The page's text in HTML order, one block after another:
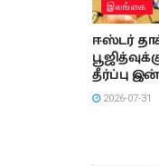
இலங்கை
ஈஸ்டர்
தீர்ப்பு
2026-07-31